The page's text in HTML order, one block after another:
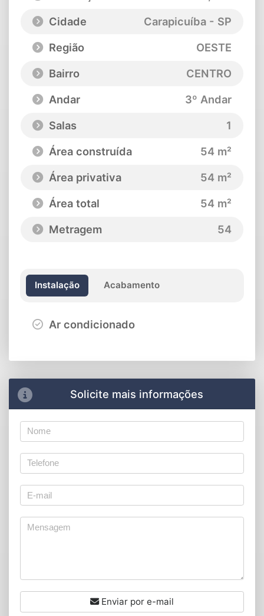
Cidade
Carapicuíba - SP
Região
OESTE
Bairro
CENTRO
Andar
3º Andar
Salas
1
Área construída
54 m²
Área privativa
54 m²
Área total
54 m²
Metragem
54
Instalação Acabamento
Ar condicionado
Solicite mais informações
Enviar por e-mail